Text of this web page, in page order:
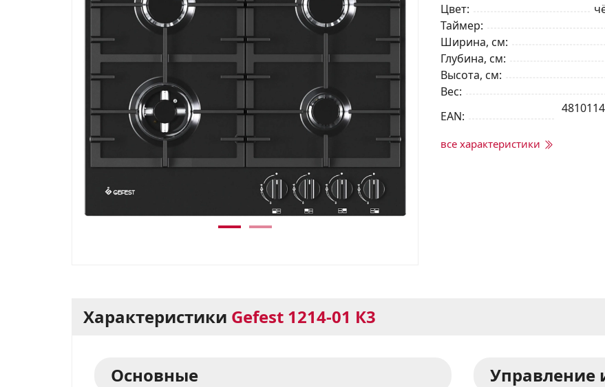
Цвет
Таймер
Ширина, см
Глубина, см
Высота, см
Вес
EAN
все характеристики
Характеристики Gefest 1214-01 К3
Основные Управление